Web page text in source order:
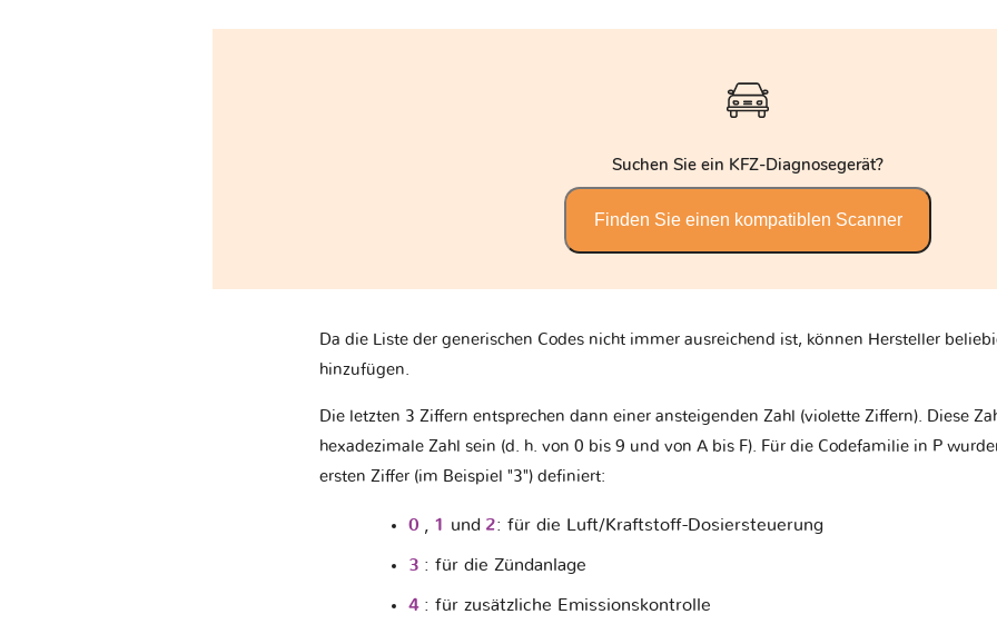
Suchen Sie ein KFZ-Diagnosegerät?
Finden Sie einen kompatiblen Scanner
Da die Liste der generischen Codes nicht immer ausreichend ist, können Hersteller
hinzufügen.
Die letzten 3 Ziffern entsprechen dann einer ansteigenden Zahl (violette Ziffern). Diese
hexadezimale Zahl sein (d. h. von 0 bis 9 und von A bis F). Für die Codefamilie in P
ersten Ziffer (im Beispiel "3") definiert:
0 1 und 2: für die Luft/Kraftstoff-Dosiersteuerung
3 : für die Zündanlage
4 : für zusätzliche Emissionskontrolle